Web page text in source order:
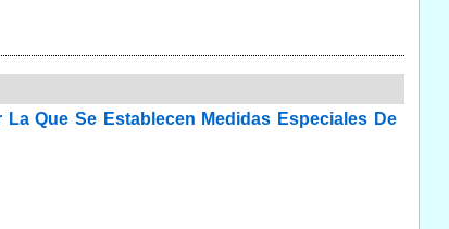
Que Se Establecen Medidas Especiales De